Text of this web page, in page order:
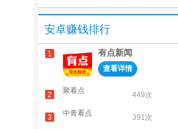
安卓赚钱排行
1 有点新闻
查看详情
2 聚看点 449次
3 中青看点 391次